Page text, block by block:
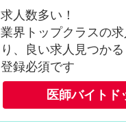
求人数多い！
業界トップクラスの
り、良い求人見つかる
登録必須です
医師バイトド